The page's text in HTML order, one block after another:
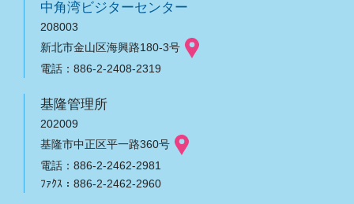
中角湾ビジターセンター
208003
新北市金山区海興路180-3号
電話：886-2-2408-2319
基隆管理所
202009
基隆市中正区平一路360号
電話：886-2-2462-2981
ﾌｧｸｽ：886-2-2462-2960